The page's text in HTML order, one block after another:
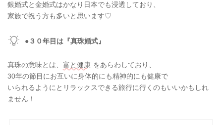
銀婚式と金婚式はかなり日本でも浸透しており、
家族で祝う方も多いと思います♡
●３０年目は『真珠婚式』
真珠の意味とは、 富と健康 をあらわしており、
30年の節目にお互いに身体的にも精神的にも健康で
いられるようにとリラックスできる旅行に行くのもいいかもしれ
ません！